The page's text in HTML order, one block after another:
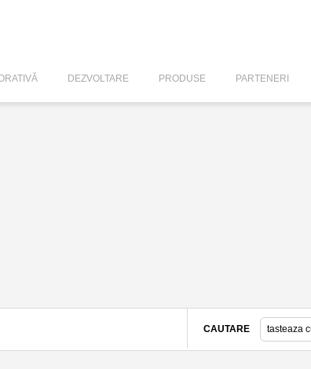
DEZVOLTARE PRODUSE PARTENERI
CAUTARE